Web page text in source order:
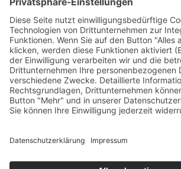
Gesundheit
Die Abnehmspritze und ihre Nebenwirkungen
Mit Ozempic mühelos zum